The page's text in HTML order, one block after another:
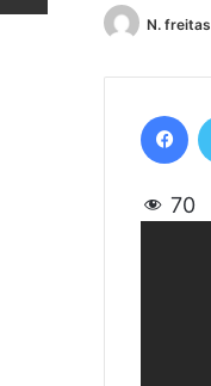
N. freitas
70